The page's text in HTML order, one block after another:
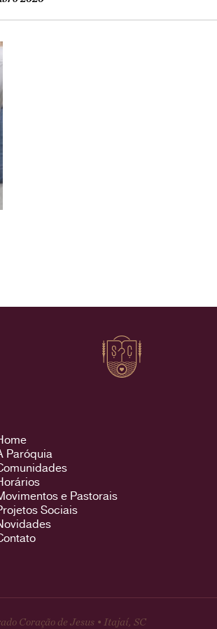
Paróquia
e Pastorais
Sociais
Coração de Jesus • Itajaí, SC